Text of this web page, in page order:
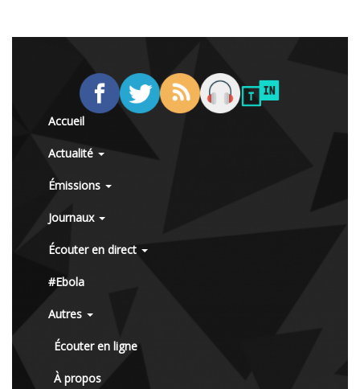
Accueil
Actualité
Émissions
Journaux
Écouter en direct
#Ebola
Autres
Écouter en ligne
À propos